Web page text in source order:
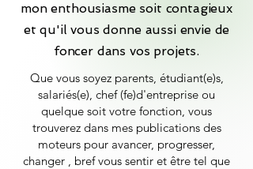
mon enthousiasme soit contagieux
et qu'il vous donne aussi envie de
foncer dans vos projets.
Que vous soyez parents, étudiant(e)s,
salariés(e), chef (fe)d'entreprise ou
quelque soit votre fonction, vous
trouverez dans mes publications des
moteurs pour avancer, progresser,
changer , bref vous sentir et être tel que